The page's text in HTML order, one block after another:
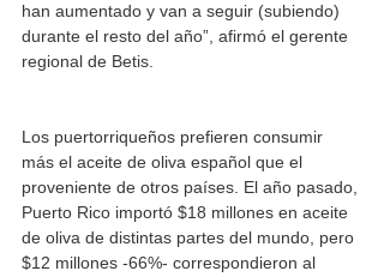
han aumentado y van a seguir (subiendo)
durante el resto del año”, afirmó el gerente
regional de Betis.
Los puertorriqueños prefieren consumir
más el aceite de oliva español que el
proveniente de otros países. El año pasado,
Puerto Rico importó $18 millones en aceite
de oliva de distintas partes del mundo, pero
$12 millones -66%- correspondieron al